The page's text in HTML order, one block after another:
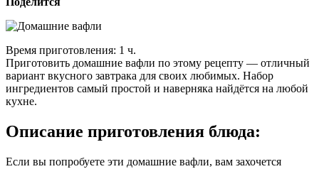
Время приготовления: 1 ч.
Приготовить домашние вафли по этому рецепту — отличный
вариант вкусного завтрака для своих любимых. Набор
ингредиентов самый простой и наверняка найдётся на любой
кухне.
Описание приготовления блюда:
Если вы попробуете эти домашние вафли, вам захочется